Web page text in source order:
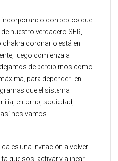
incorporando conceptos que
nuestro verdadero SER,
chakra coronario está en
luego comienza a
de percibirnos como
para depender -en
que el sistema
entorno, sociedad,
nos vamos
es una invitación a volver
que sos, activar y alinear